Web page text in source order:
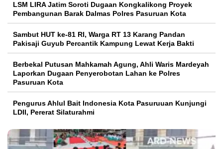
LSM LIRA Jatim Soroti Dugaan Kongkalikong Proyek
Pembangunan Barak Dalmas Polres Pasuruan Kota
Sambut HUT ke-81 RI, Warga RT 13 Karang Pandan
Pakisaji Guyub Percantik Kampung Lewat Kerja Bakti
Berbekal Putusan Mahkamah Agung, Ahli Waris Mardeyah
Laporkan Dugaan Penyerobotan Lahan ke Polres
Pasuruan Kota
Pengurus Ahlul Bait Indonesia Kota Pasuruuan Kunjungi
LDII, Pererat Silaturahmi